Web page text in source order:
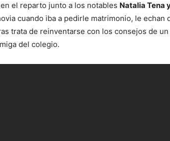
en el reparto junto a los notables Natalia Tena
cuando iba a pedirle matrimonio, le echan
trata de reinventarse con los consejos de
del colegio.